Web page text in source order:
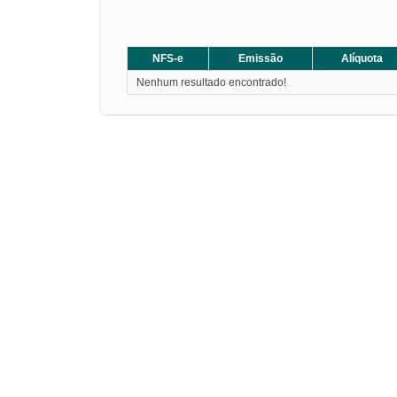
NFS-e Emissão Alíquota
Nenhum resultado encontrado!